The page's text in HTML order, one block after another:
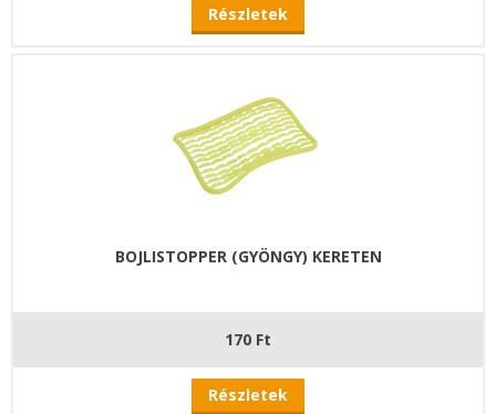
Részletek
BOJLISTOPPER (GYÖNGY) KERETEN
170 Ft
Részletek